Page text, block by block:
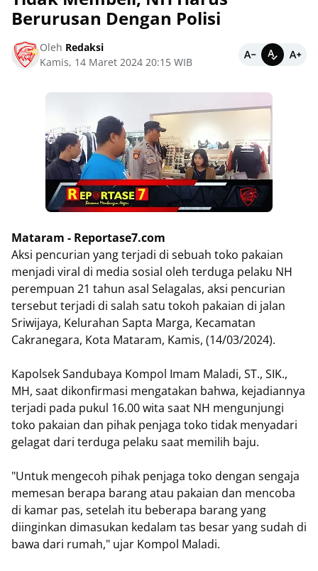
Berurusan Dengan Polisi
Oleh Redaksi
Kamis, 14 Maret 2024 20:15 WIB
Mataram - Reportase7.com
Aksi pencurian yang terjadi di sebuah toko pakaian
menjadi viral di media sosial oleh terduga pelaku NH
perempuan 21 tahun asal Selagalas, aksi pencurian
tersebut terjadi di salah satu tokoh pakaian di jalan
Sriwijaya, Kelurahan Sapta Marga, Kecamatan
Cakranegara, Kota Mataram, Kamis, (14/03/2024).
Kapolsek Sandubaya Kompol Imam Maladi, ST., SIK.,
MH, saat dikonfirmasi mengatakan bahwa, kejadiannya
terjadi pada pukul 16.00 wita saat NH mengunjungi
toko pakaian dan pihak penjaga toko tidak menyadari
gelagat dari terduga pelaku saat memilih baju.
"Untuk mengecoh pihak penjaga toko dengan sengaja
memesan berapa barang atau pakaian dan mencoba
di kamar pas, setelah itu beberapa barang yang
diinginkan dimasukan kedalam tas besar yang sudah di
bawa dari rumah," ujar Kompol Maladi.